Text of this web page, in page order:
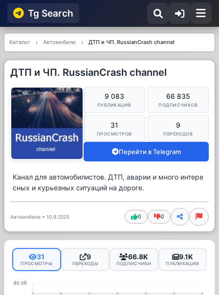
Tg Searсh
Каталог Автомобили ДТП и ЧП. RussianCrash channel
ДТП и ЧП. RussianCrash channel
9 083
ПУБЛИКАЦИЙ
66 835
ПОДПИСЧИКОВ
31
ПРОСМОТРОВ
9
ПЕРЕХОДОВ
Перейти в Telegram
Канал для автомобилистов. ДТП, аварии и много интере
сных и курьезных ситуаций на дороге.
Автомобили • 10.9.2025 0 0
31
ПРОСМОТРЫ
9
ПЕРЕХОДЫ
66.8K
ПОДПИСЧИКИ
9.1K
ПУБЛИКАЦИИ